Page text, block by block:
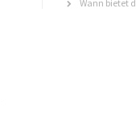
Wann bietet